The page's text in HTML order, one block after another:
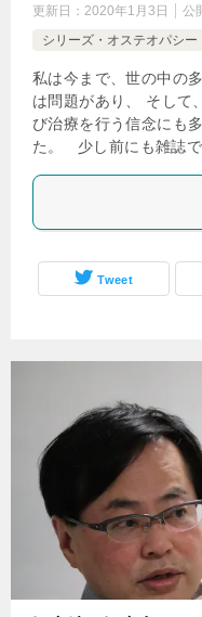
更新日： 2020年1月3日 公
シリーズ・オステオパシー
私は今まで、世の中の
は問題があり、 そして
び治療を行う信念にも
た。 少し前にも雑誌
Tweet